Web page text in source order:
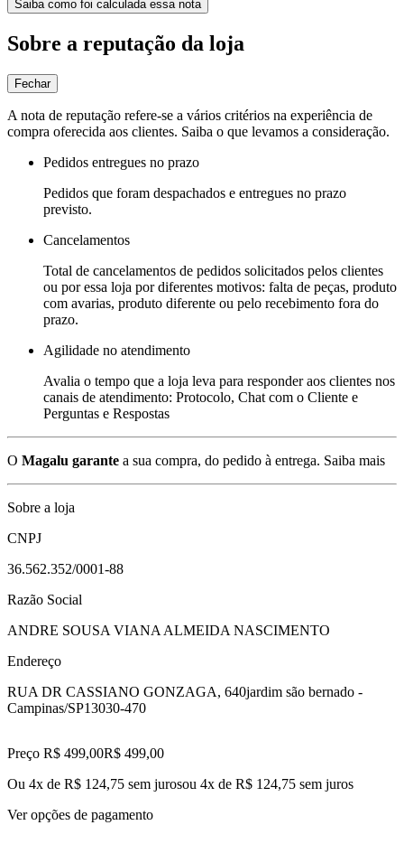
Saiba como foi calculada essa nota
Sobre a reputação da loja
Fechar
A nota de reputação refere-se a vários critérios na experiência de
compra oferecida aos clientes. Saiba o que levamos a consideração.
Pedidos entregues no prazo
Pedidos que foram despachados e entregues no prazo
previsto.
Cancelamentos
Total de cancelamentos de pedidos solicitados pelos clientes
ou por essa loja por diferentes motivos: falta de peças, produto
com avarias, produto diferente ou pelo recebimento fora do
prazo.
Agilidade no atendimento
Avalia o tempo que a loja leva para responder aos clientes nos
canais de atendimento: Protocolo, Chat com o Cliente e
Perguntas e Respostas
O Magalu garante a sua compra, do pedido à entrega. Saiba mais
Sobre a loja
CNPJ
36.562.352/0001-88
Razão Social
ANDRE SOUSA VIANA ALMEIDA NASCIMENTO
Endereço
RUA DR CASSIANO GONZAGA, 640jardim são bernado -
Campinas/SP13030-470
Preço R$ 499,00R$ 499,00
Ou 4x de R$ 124,75 sem jurosou 4x de R$ 124,75 sem juros
Ver opções de pagamento